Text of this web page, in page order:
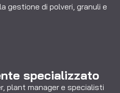
gestione di polveri, granuli e
specializzato
plant manager e specialisti